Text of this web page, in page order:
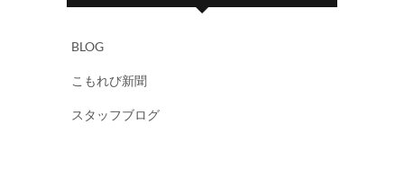
BLOG
こもれび新聞
スタッフブログ